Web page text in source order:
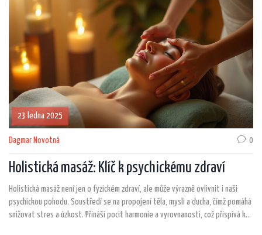
správnou životosprávu pro optimální výsledek.
23 ledna 2025
Dagmar Novotná 0
Holistická masáž: Klíč k psychickému zdraví
Holistická masáž není jen o fyzickém zdraví, ale může výrazně ovlivnit i naši
psychickou pohodu. Soustředí se na propojení těla, mysli a ducha, čímž pomáhá
snižovat stres a úzkost. Přináší pocit harmonie a vyrovnanosti, což přispívá k